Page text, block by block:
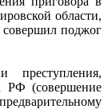
области,
совершил поджог
РФ (совершение